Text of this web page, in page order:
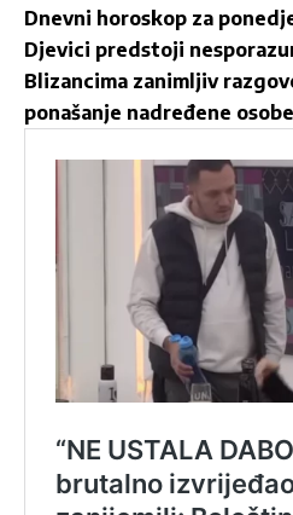
Dnevni horoskop za
Djevici predstoji
Blizancima zanimljiv
ponašanje nadređene